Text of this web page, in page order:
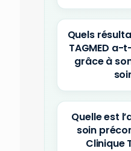
Quels
TAGMED
grâce à
Quelle est
soin
Clinique